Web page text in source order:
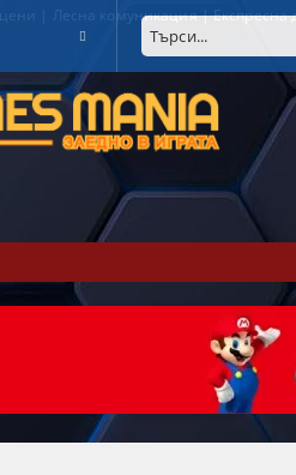
цени | Лесна комуникация |